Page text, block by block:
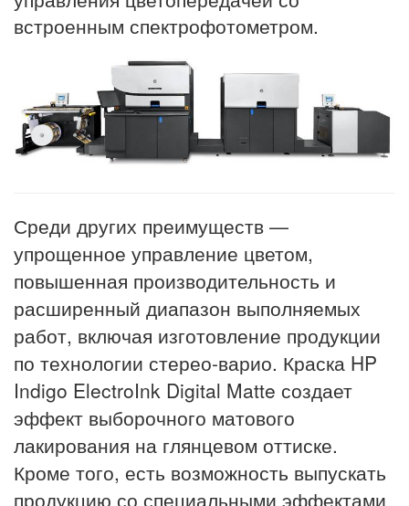
встроенным спектрофотометром.
Среди других преимуществ —
упрощенное управление цветом,
повышенная производительность и
расширенный диапазон выполняемых
работ, включая изготовление продукции
по технологии стерео-варио. Краска HP
Indigo ElectroInk Digital Matte создает
эффект выборочного матового
лакирования на глянцевом оттиске.
Кроме того, есть возможность выпускать
продукцию со специальными эффектами